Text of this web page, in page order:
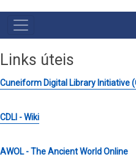
NAVEGAÇÃO
PRINCIPAL
Links úteis
Cuneiform Digital Library Initiative
CDLI - Wiki
AWOL - The Ancient World Online